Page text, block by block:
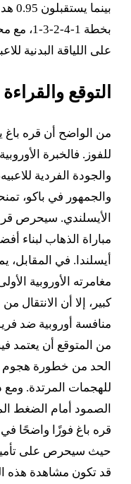
بخطة 1-
على اللياقة البدنية
التوقع والقراءة
من الواضح أن قره
للفوز. فالخبرة
والجودة الفردية
والجمهور في باكو،
الأيسلندي. سيحرص
مباراة الذهاب لبناء
أيسلندا. في
مغامرته الأوروبية
كبير، إلا أن الانتقال
منافسة أوروبية ضد
من المتوقع أن يعتمد
الحد من خطورة هجوم
للهجمات المرتدة.
الصمود أمام الضغط
حيث سيحرص على تأمين
قد تكون مشاهدة هذه